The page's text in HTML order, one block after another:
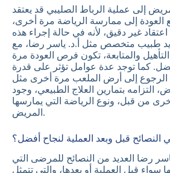
إلى عملية الرباط الصليبي قد يعتقد
العودة إلى ممارسة الرياضة مرة أخرى،
غير دقيق، لأنه في حالة إجراء هذه
يد طبيب متخصص مثل أ.د. ياسر رضا، مع
التأهيل والمتابعة، تكون فرص العودة مرة
كما توجد عدة عوامل تؤثر على قدرة
الرجوع إلى أرض الملعب مرة أخرى مثل
التزامه بتمارين العلاج الطبيعي، وجود
من قبل، ونوع الرياضة التي يمارسها
المريض.
النصائح قبل وبعد العملية لنجاح أفضل؟
رضا العديد من النصائح للمرضى التي
سواء قبل العملية أو بعدها، والتي تتمثل